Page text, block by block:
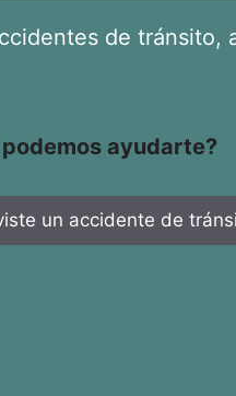
de tránsito,
podemos ayudarte?
un accidente de